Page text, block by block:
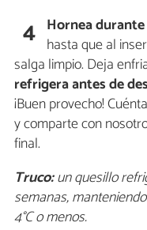
4 Hornea
hasta que al
salga limpio. Deja
refrigera antes de
¡Buen provecho!
y comparte con
final.
Truco:un quesillo
semanas,
4°C o menos.